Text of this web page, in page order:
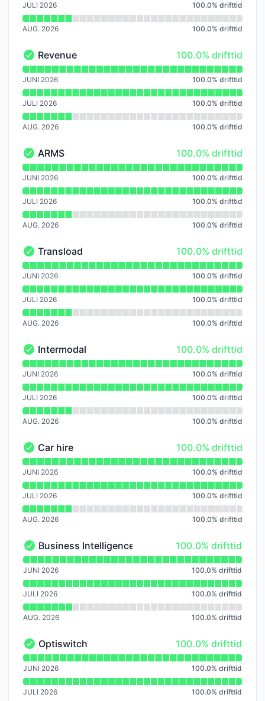
JULI 2026 100.0% drifttid
AUG. 2026 100.0% drifttid
Revenue - I drift
Revenue 100% - drifttid
100.0% drifttid
Läs diagram över drifttid för Revenue
JUNI 2026 100.0% drifttid
JULI 2026 100.0% drifttid
AUG. 2026 100.0% drifttid
ARMS - I drift
ARMS 100% - drifttid
100.0% drifttid
Läs diagram över drifttid för ARMS
JUNI 2026 100.0% drifttid
JULI 2026 100.0% drifttid
AUG. 2026 100.0% drifttid
Transload - I drift
Transload 100% - drifttid
100.0% drifttid
Läs diagram över drifttid för Transload
JUNI 2026 100.0% drifttid
JULI 2026 100.0% drifttid
AUG. 2026 100.0% drifttid
Intermodal - I drift
Intermodal 100% - drifttid
100.0% drifttid
Läs diagram över drifttid för Intermodal
JUNI 2026 100.0% drifttid
JULI 2026 100.0% drifttid
AUG. 2026 100.0% drifttid
Car hire - I drift
Car hire 100% - drifttid
100.0% drifttid
Läs diagram över drifttid för Car hire
JUNI 2026 100.0% drifttid
JULI 2026 100.0% drifttid
AUG. 2026 100.0% drifttid
Business Intelligence - I drift
Business Intelligence 100% - drifttid
100.0% drifttid
Läs diagram över drifttid för Business Intelligence
JUNI 2026 100.0% drifttid
JULI 2026 100.0% drifttid
AUG. 2026 100.0% drifttid
Optiswitch - I drift
Optiswitch 100% - drifttid
100.0% drifttid
Läs diagram över drifttid för Optiswitch
JUNI 2026 100.0% drifttid
JULI 2026 100.0% drifttid